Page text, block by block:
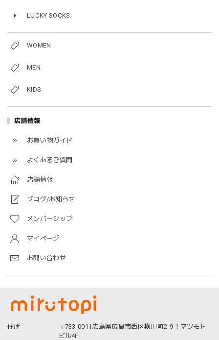
LUCKY SOCKS
WOMEN
MEN
KIDS
店舗情報
お買い物ガイド
よくあるご質問
店舗情報
ブログ/お知らせ
メンバーシップ
マイページ
お問い合わせ
住所
〒733-0011広島県広島市西区横川町2-9-1 マツモト
ビル4F